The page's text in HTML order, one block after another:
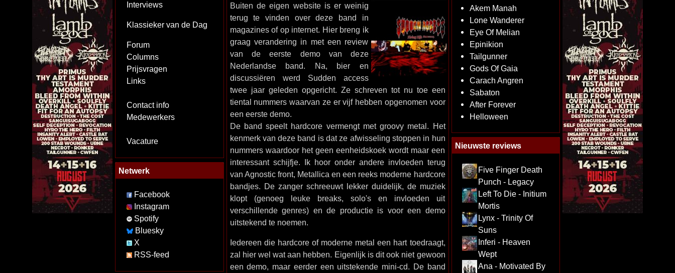
Interviews
Klassieker van de Dag
Forum
Columns
Prijsvragen
Links
Contact info
Medewerkers
Vacature
Netwerk
Facebook
Instagram
Spotify
Bluesky
X
RSS-feed
Buiten de eigen website is er weinig
terug te vinden over deze band in
magazines of op internet. Hier breng ik
graag verandering in met een review
van de eerste demo van deze
Nederlandse band. Na, bier en
discussiëren werd Sudden access
twee jaar geleden opgericht. Ze schreven tot nu toe een
tiental nummers waarvan ze er vijf hebben opgenomen voor
een eerste demo.
De band speelt hardcore vermengt met groovy metal. Het
kenmerk van deze band is dat ze afwisseling stoppen in hun
nummers waardoor het geen eenheidskoek wordt maar een
interessant schijfje. Ik hoor onder andere invloeden terug
van Agnostic front, Metallica en een reeks moderne hardcore
bandjes. De zanger schreeuwt lekker duidelijk, de muziek
klopt (genoeg leuke breaks, solo's en invloeden uit
verschillende genres) en de productie is voor een demo
uitstekend te noemen.
Iedereen die hardcore of moderne metal een hart toedraagt,
zal hier wel wat aan hebben. Eigenlijk is dit ook niet gewoon
een demo, maar eerder een uitstekende mini-cd. De band
Akem Manah
Lone Wanderer
Eye Of Melian
Epinikion
Tailgunner
Gods Of Gaia
Carach Angren
Sabaton
After Forever
Helloween
Nieuwste reviews
Five Finger Death
Punch - Legacy
Left To Die - Initium
Mortis
Lynx - Trinity Of
Suns
Inferi - Heaven
Wept
Ana - Motivated By